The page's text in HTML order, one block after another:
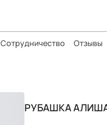
Сотрудничество Отзывы
РУБАШКА